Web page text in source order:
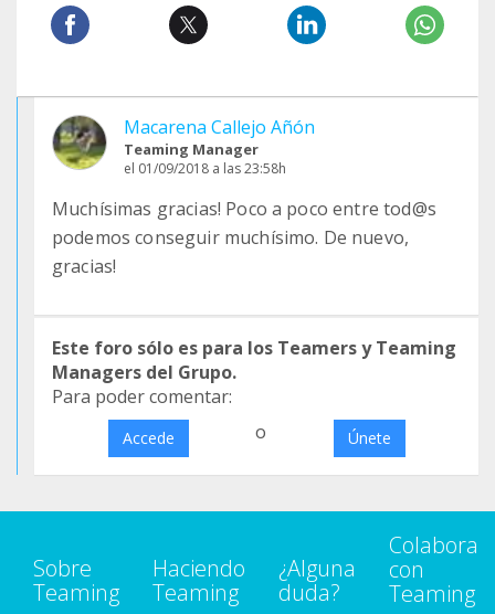
Macarena Callejo Añón
Teaming Manager
el 01/09/2018 a las 23:58h
Muchísimas gracias! Poco a poco entre tod@s
podemos conseguir muchísimo. De nuevo,
gracias!
Este foro sólo es para los Teamers y Teaming
Managers del Grupo.
Para poder comentar:
Accede o Únete
Sobre
Teaming
Haciendo
Teaming
¿Alguna
duda?
Colabora
con
Teaming